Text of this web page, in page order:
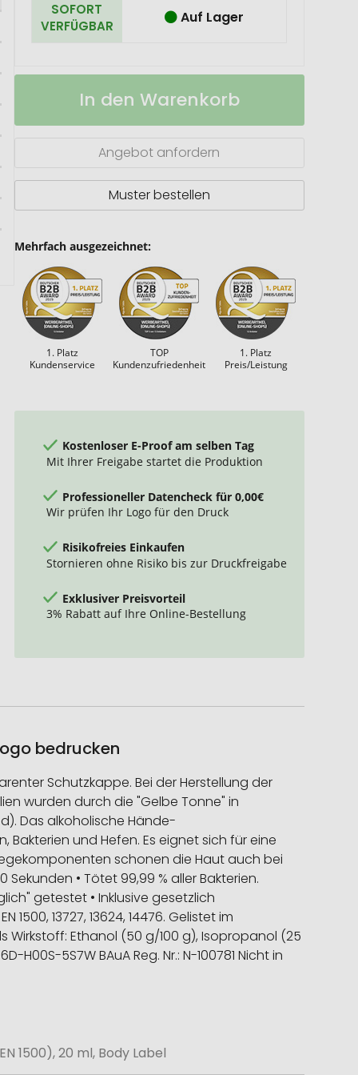
SOFORT
VERFÜGBAR
Auf Lager
Hände
Desinfektionsspray
EN
Auf
In den Warenkorb
Angebot anfordern
Muster bestellen
Mehrfach ausgezeichnet:
1. Platz
Kundenservice
TOP
Kundenzufriedenheit
1. Platz
Preis/Leistung
Kostenloser E-Proof am selben Tag
Mit Ihrer Freigabe startet die Produktion
Professioneller Datencheck für 0,00€
Wir prüfen Ihr Logo für den Druck
Risikofreies Einkaufen
Stornieren ohne Risiko bis zur Druckfreigabe
Exklusiver Preisvorteil
3% Rabatt auf Ihre Online-Bestellung
bedrucken
Schutzkappe. Bei der Herstellung der
wurden durch die "Gelbe Tonne" in
Das alkoholische Hände-
und Hefen. Es eignet sich für eine
schonen die Haut auch bei
• Tötet 99,99 % aller Bakterien.
getestet • Inklusive gesetzlich
13727, 13624, 14476. Gelistet im
Wirkstoff: Ethanol (50 g/100 g), Isopropanol (25
5S7W BAuA Reg. Nr.: N-100781 Nicht in
1500), 20 ml, Body Label